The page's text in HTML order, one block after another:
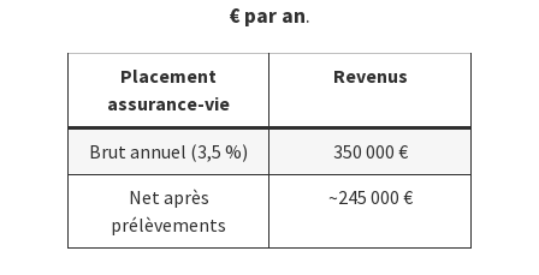
€ par an.
Placement
assurance-vie
Revenus
Brut annuel (3,5 %)
350 000 €
Net après
prélèvements
~245 000 €